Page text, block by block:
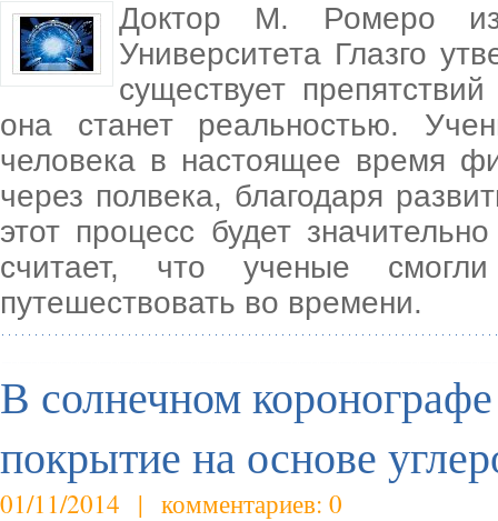
Доктор М. Ромеро
Университета Глазго
существует
она станет реальностью.
человека в настоящее время
через полвека, благодаря
этот процесс будет
считает, что ученые
путешествовать во времени.
В солнечном коронографе
покрытие на основе
01/11/2014 | комментариев: 0